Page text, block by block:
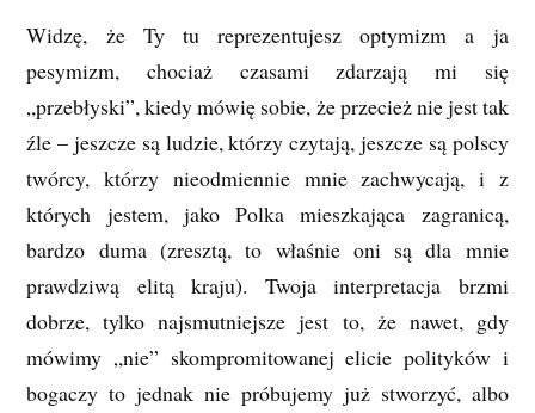
Widzę, że Ty tu reprezentujesz optymizm a ja
pesymizm, chociaż czasami zdarzają mi się
„przebłyski”, kiedy mówię sobie, że przecież nie jest tak
źle – jeszcze są ludzie, którzy czytają, jeszcze są polscy
twórcy, którzy nieodmiennie mnie zachwycają, i z
których jestem, jako Polka mieszkająca zagranicą,
bardzo duma (zresztą, to właśnie oni są dla mnie
prawdziwą elitą kraju). Twoja interpretacja brzmi
dobrze, tylko najsmutniejsze jest to, że nawet, gdy
mówimy „nie” skompromitowanej elicie polityków i
bogaczy to jednak nie próbujemy już stworzyć, albo